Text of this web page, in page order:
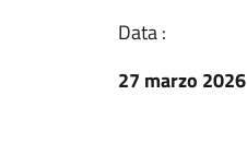
Data :
27 marzo 2026